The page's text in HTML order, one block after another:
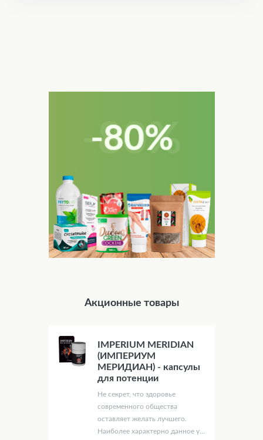
Акционные товары
IMPERIUM MERIDIAN
(ИМПЕРИУМ
МЕРИДИАН) - капсулы
для потенции
Не секрет, что здоровье
современного общества
оставляет желать лучшего.
Наиболее характерно данное у...